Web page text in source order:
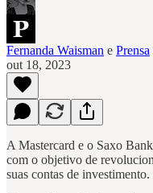
Fernanda Waisman e Prensa
out 18, 2023
A Mastercard e o Saxo
com o objetivo de
suas contas de investimento.